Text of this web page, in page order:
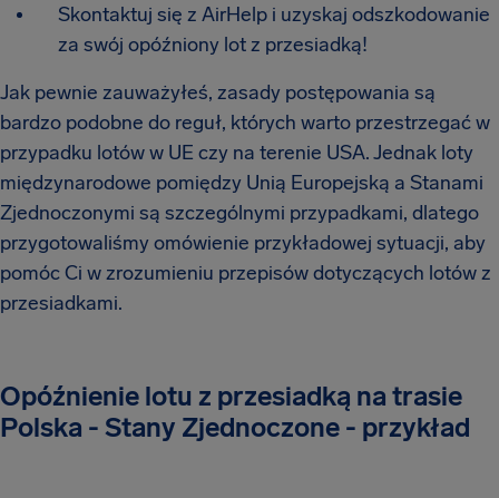
Skontaktuj się z AirHelp i uzyskaj odszkodowanie
za swój opóźniony lot z przesiadką!
Jak pewnie zauważyłeś, zasady postępowania są
bardzo podobne do reguł, których warto przestrzegać w
przypadku lotów w UE czy na terenie USA. Jednak loty
międzynarodowe pomiędzy Unią Europejską a Stanami
Zjednoczonymi są szczególnymi przypadkami, dlatego
przygotowaliśmy omówienie przykładowej sytuacji, aby
pomóc Ci w zrozumieniu przepisów dotyczących lotów z
przesiadkami.
Opóźnienie lotu z przesiadką na trasie
Polska - Stany Zjednoczone - przykład